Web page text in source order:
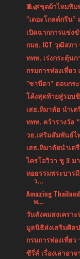
🧵🌿ชุดผ้าไหมพิ
"เดอะโกลด์กรีน
เปิดฉากการแข่ง
กมธ. ICT วุฒิสภ
ททท. เร่งกระตุ้น
กรมการท่องเที่ย
"ซาบีดา" ตอบกร
โค้งสุดท้ายสู่รอบ
เสธ.หิมาลัย นำเ
ททท. คว้ารางวัล
วธ.เสริมสัมพันธ์
เสธ.หิมาลัยนำเต
ไครโอวิวา ชู 3 ม
หอธรรมพระบาร
ว...
Amazing
พ...
วันสังคมสงเครา
มูลนิธิส่งเสริมศิล
กรมการท่องเที่ยว
ซีรี่ส์ เรื่องเล่าอา